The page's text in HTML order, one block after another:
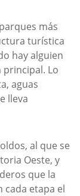
más
turística
hay alguien
Lo
aguas
lleva
al que se
Oeste, y
que la
cada etapa el